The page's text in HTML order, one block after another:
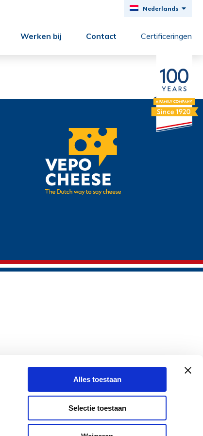
Alles toestaan
Selectie toestaan
Werken bij Contact Certificeringen
Nederlands